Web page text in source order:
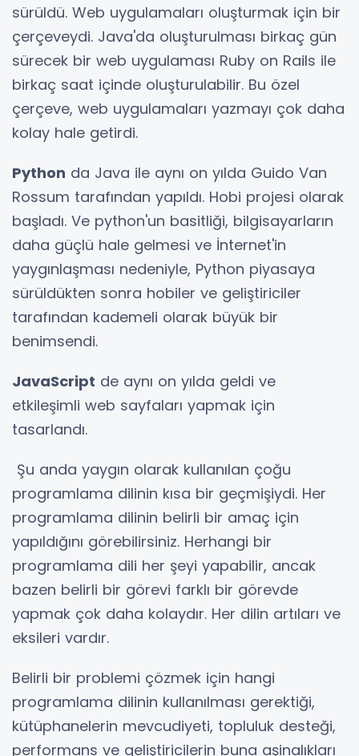
sürüldü. Web uygulamaları oluşturmak için bir
çerçeveydi. Java'da oluşturulması birkaç gün
sürecek bir web uygulaması Ruby on Rails ile
birkaç saat içinde oluşturulabilir. Bu özel
çerçeve, web uygulamaları yazmayı çok daha
kolay hale getirdi.
Python da Java ile aynı on yılda Guido Van
Rossum tarafından yapıldı. Hobi projesi olarak
başladı. Ve python'un basitliği, bilgisayarların
daha güçlü hale gelmesi ve İnternet'in
yaygınlaşması nedeniyle, Python piyasaya
sürüldükten sonra hobiler ve geliştiriciler
tarafından kademeli olarak büyük bir
benimsendi.
JavaScript de aynı on yılda geldi ve
etkileşimli web sayfaları yapmak için
tasarlandı.
Şu anda yaygın olarak kullanılan çoğu
programlama dilinin kısa bir geçmişiydi. Her
programlama dilinin belirli bir amaç için
yapıldığını görebilirsiniz. Herhangi bir
programlama dili her şeyi yapabilir, ancak
bazen belirli bir görevi farklı bir görevde
yapmak çok daha kolaydır. Her dilin artıları ve
eksileri vardır.
Belirli bir problemi çözmek için hangi
programlama dilinin kullanılması gerektiği,
kütüphanelerin mevcudiyeti, topluluk desteği,
performans ve geliştiricilerin buna aşinalıkları